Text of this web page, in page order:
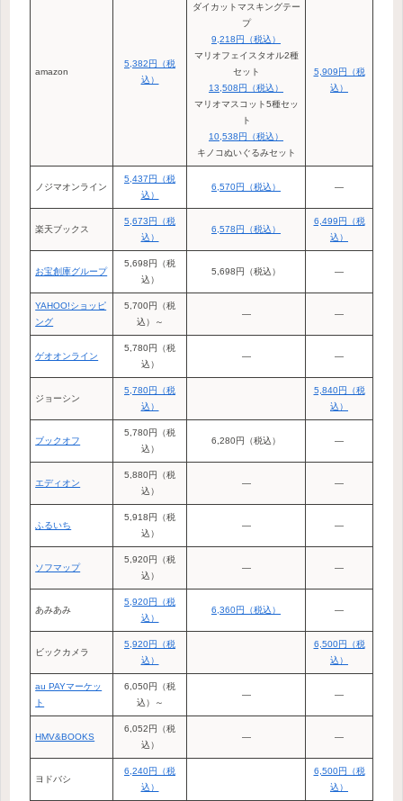
amazon
5,382円（税
込）
ダイカットマスキングテー
プ
9,218円（税込）
マリオフェイスタオル2種
セット
13,508円（税込）
マリオマスコット5種セッ
ト
10,538円（税込）
キノコぬいぐるみセット
5,909円（税
込）
ノジマオンライン
5,437円（税
込）
6,570円（税込） ―
楽天ブックス
5,673円（税
込）
6,578円（税込）
6,499円（税
込）
お宝創庫グループ
5,698円（税
込）
5,698円（税込） ―
YAHOO!ショッピ
ング
5,700円（税
込）～
― ―
ゲオオンライン
5,780円（税
込）
― ―
ジョーシン
5,780円（税
込）
5,840円（税
込）
ブックオフ
5,780円（税
込）
6,280円（税込） ―
エディオン
5,880円（税
込）
― ―
ふるいち
5,918円（税
込）
― ―
ソフマップ
5,920円（税
込）
― ―
あみあみ
5,920円（税
込）
6,360円（税込） ―
ビックカメラ
5,920円（税
込）
6,500円（税
込）
au PAYマーケッ
ト
6,050円（税
込）～
― ―
HMV&BOOKS
6,052円（税
込）
― ―
ヨドバシ
6,240円（税
込）
6,500円（税
込）